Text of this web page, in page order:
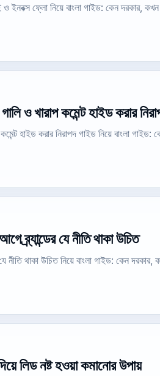
ইনবক্স ফ্লো নিয়ে বাংলা গাইড: কেন দরকার,
ও খারাপ কমেন্ট হাইড করার
হাইড করার নিরাপদ গাইড নিয়ে বাংলা
ব্র্যান্ডের যে নীতি থাকা উচিত
নীতি থাকা উচিত নিয়ে বাংলা গাইড: কেন
লিড নষ্ট হওয়া কমানোর উপায়